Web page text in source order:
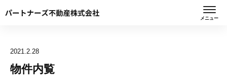
メニュー
2021.2.28
物件内覧